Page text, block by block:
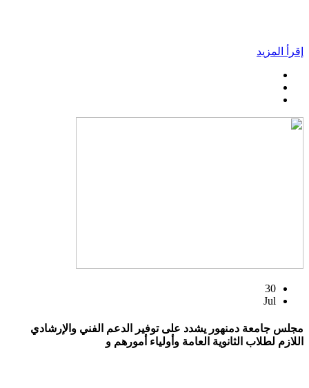
إقرأ المزيد
30
Jul
مجلس جامعة دمنهور يشدد على توفير الدعم الفني والإرشادي
اللازم لطلاب الثانوية العامة وأولياء أمورهم و